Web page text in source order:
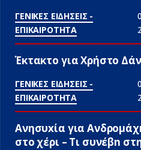
ΓΕΝΙΚΕΣ ΕΙΔΗΣΕΙΣ -
ΕΠΙΚΑΙΡΟΤΗΤΑ
Έκτακτο για Χρήστο
ΓΕΝΙΚΕΣ ΕΙΔΗΣΕΙΣ -
ΕΠΙΚΑΙΡΟΤΗΤΑ
Ανησυxία για
στο χέρι – Τι συνέβn